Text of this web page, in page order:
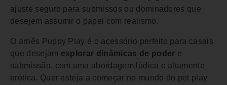
ajuste seguro para submissos ou dominadores que
desejem assumir o papel com realismo.
O arnês Puppy Play é o acessório perfeito para casais
que desejam explorar dinâmicas de poder e
submissão, com uma abordagem lúdica e altamente
erótica. Quer esteja a começar no mundo do pet play